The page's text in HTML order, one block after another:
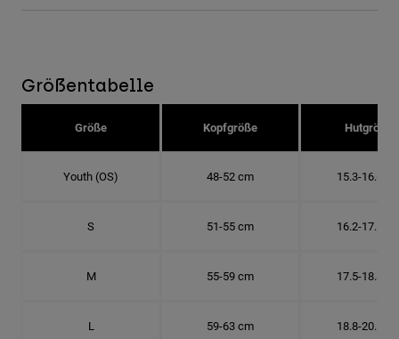
Größentabelle
Größe Kopfgröße Hutgröße
Youth (OS) 48-52 cm 15.3-16.6
S 51-55 cm 16.2-17.5
M 55-59 cm 17.5-18.8
L 59-63 cm 18.8-20.1